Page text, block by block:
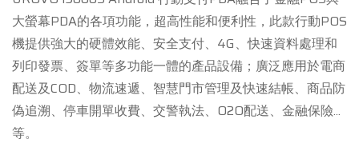
大螢幕PDA的各項功能，超高性能和便利性，此款行動POS
機提供強大的硬體效能、安全支付、4G、快速資料處理和
列印發票、簽單等多功能一體的產品設備；廣泛應用於電商
配送及COD、物流速遞、智慧門市管理及快速結帳、商品防
偽追溯、停車開單收費、交警執法、O2O配送、金融保險...
等。